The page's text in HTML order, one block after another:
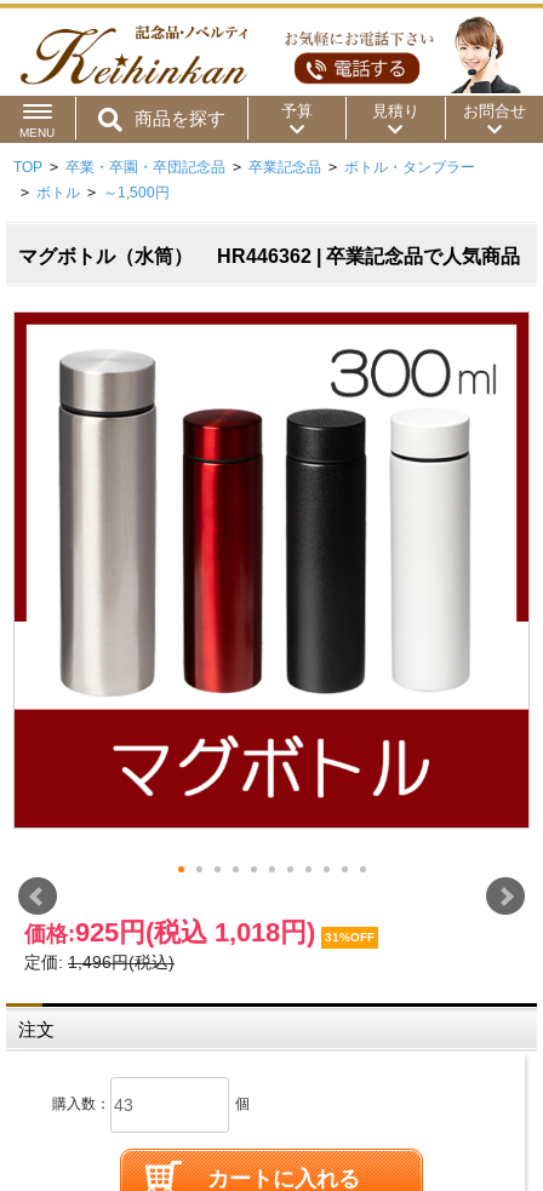
MENU
商品を探す 予算
用途から ～50円 ～100円 ～200円
～500円 ～1,000円
～20,000円 ～30,000円
～50,000円
見積り お問合せ
TOP > 卒業・卒園・卒団記念品 > 卒業記念品 > ボトル・タンブラー
> ボトル > ～1,500円
マグボトル（水筒） HR446362 | 卒業記念品で人気商品
価格:925円 (税込 1,018円) 31%OFF
定価: 1,496円(税込)
注文
購入数： 個